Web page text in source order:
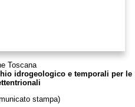
Toscana
idrogeologico e temporali per le
stampa)